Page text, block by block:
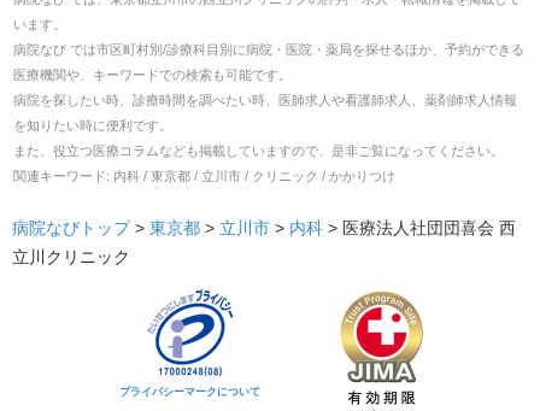
います。
病院なび では市区町村別/診療科目別に病院・医院・薬局を探せるほか、予約ができる
医療機関や、キーワードでの検索も可能です。
病院を探したい時、診療時間を調べたい時、医師求人や看護師求人、薬剤師求人情報
を知りたい時に便利です。
また、役立つ医療コラムなども掲載していますので、是非ご覧になってください。
関連キーワード: 内科 / 東京都 / 立川市 / クリニック / かかりつけ
病院なびトップ > 東京都 > 立川市 > 内科 > 医療法人社団団喜会 西
立川クリニック
プライバシーマークについて